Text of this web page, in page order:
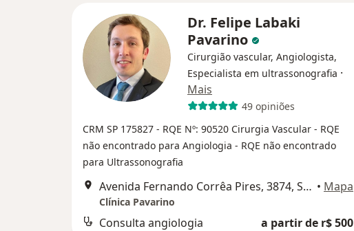
Dr. Felipe Labaki
Pavarino
Cirurgião vascular, Angiologista,
Especialista em ultrassonografia ·
Mais
49 opiniões
CRM SP 175827 - RQE Nº: 90520 Cirurgia Vascular - RQE
não encontrado para Angiologia - RQE não encontrado
para Ultrassonografia
Avenida Fernando Corrêa Pires, 3874, São José do Rio Preto • Mapa
Clínica Pavarino
Consulta angiologia a partir de r$ 500